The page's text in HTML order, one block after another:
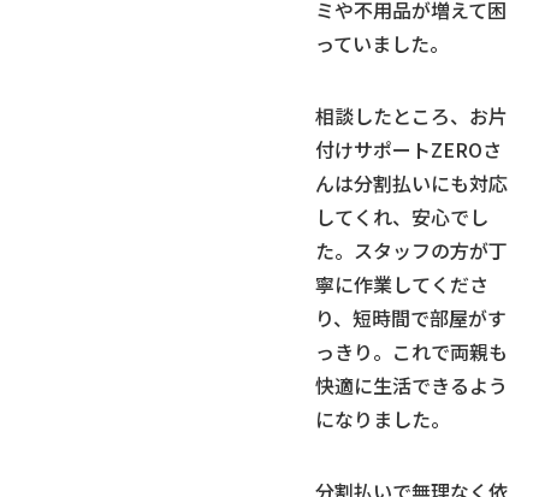
ミや不用品が増えて困
っていました。
相談したところ、お片
付けサポートZEROさ
んは分割払いにも対応
してくれ、安心でし
た。スタッフの方が丁
寧に作業してくださ
り、短時間で部屋がす
っきり。これで両親も
快適に生活できるよう
になりました。
分割払いで無理なく依